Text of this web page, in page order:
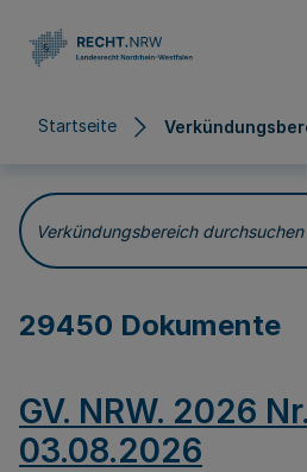
Startseite
Verkündungsbereich durchsuchen
29450 Dokumente
GV. NRW. 2026
03.08.2026